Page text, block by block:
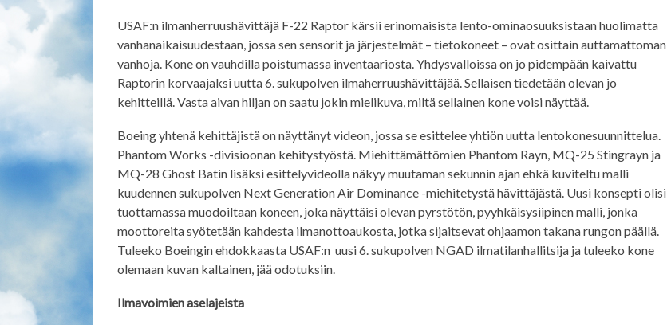
USAF:n ilmanherruushävittäjä F-22 Raptor kärsii erinomaisista lento-ominaosuuksistaan huolimatta
vanhanaikaisuudestaan, jossa sen sensorit ja järjestelmät – tietokoneet – ovat osittain auttamattoman
vanhoja. Kone on vauhdilla poistumassa inventaariosta. Yhdysvalloissa on jo pidempään kaivattu
Raptorin korvaajaksi uutta 6. sukupolven ilmaherruushävittäjää. Sellaisen tiedetään olevan jo
kehitteillä. Vasta aivan hiljan on saatu jokin mielikuva, miltä sellainen kone voisi näyttää.
Boeing yhtenä kehittäjistä on näyttänyt videon, jossa se esittelee yhtiön uutta lentokonesuunnittelua.
Phantom Works -divisioonan kehitystyöstä. Miehittämättömien Phantom Rayn, MQ-25 Stingrayn ja
MQ-28 Ghost Batin lisäksi esittelyvideolla näkyy muutaman sekunnin ajan ehkä kuviteltu malli
kuudennen sukupolven Next Generation Air Dominance -miehitetystä hävittäjästä. Uusi konsepti olisi
tuottamassa muodoiltaan koneen, joka näyttäisi olevan pyrstötön, pyyhkäisysiipinen malli, jonka
moottoreita syötetään kahdesta ilmanottoaukosta, jotka sijaitsevat ohjaamon takana rungon päällä.
Tuleeko Boeingin ehdokkaasta USAF:n uusi 6. sukupolven NGAD ilmatilanhallitsija ja tuleeko kone
olemaan kuvan kaltainen, jää odotuksiin.
Ilmavoimien aselajeista